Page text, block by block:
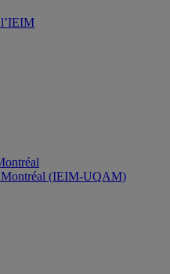
Montréal (IEIM-UQAM)